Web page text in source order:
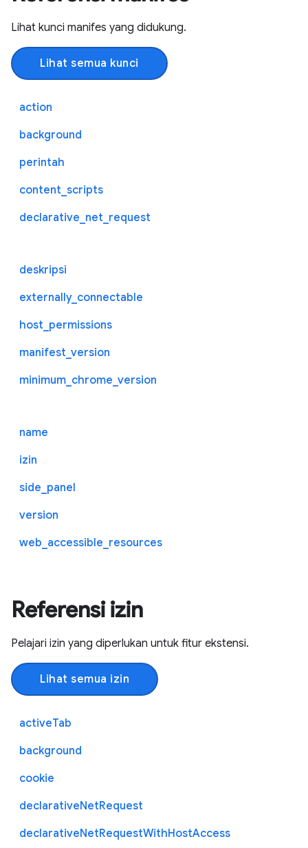
Lihat kunci manifes yang didukung.
Lihat semua kunci
action
background
perintah
content_scripts
declarative_net_request
deskripsi
externally_connectable
host_permissions
manifest_version
minimum_chrome_version
name
izin
side_panel
version
web_accessible_resources
Referensi izin
Pelajari izin yang diperlukan untuk fitur ekstensi.
Lihat semua izin
activeTab
background
cookie
declarativeNetRequest
declarativeNetRequestWithHostAccess